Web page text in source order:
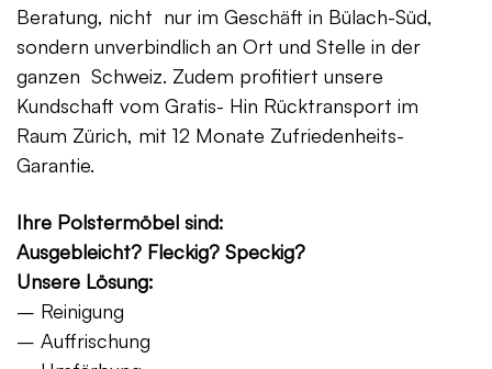
Beratung, nicht nur im Geschäft in Bülach-Süd,
sondern unverbindlich an Ort und Stelle in der
ganzen Schweiz. Zudem profitiert unsere
Kundschaft vom Gratis- Hin Rücktransport im
Raum Zürich, mit 12 Monate Zufriedenheits-
Garantie.
Ihre Polstermöbel sind:
Ausgebleicht? Fleckig? Speckig?
Unsere Lösung:
– Reinigung
– Auffrischung